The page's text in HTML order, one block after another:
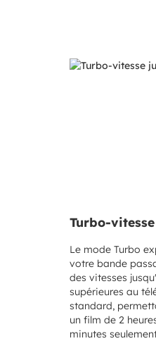
Turbo-
Le mode Turbo
votre bande
des vitesses
supérieures au
standard,
un film de 2
minutes